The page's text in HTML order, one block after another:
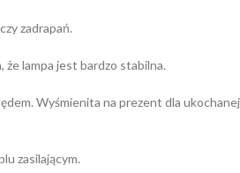
zadrapań.
lampa jest bardzo stabilna.
Wyśmienita na prezent dla ukochanej
zasilającym.